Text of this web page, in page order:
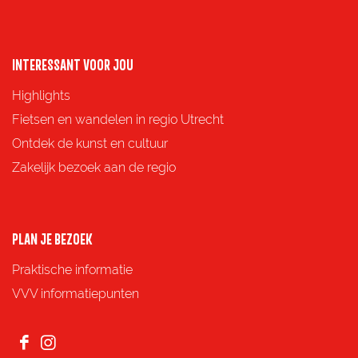
o
p
F
a
c
o
k
o
p
o
m
l
o
W
p
INTERESSANT VOOR JOU
Highlights
Fietsen en wandelen in regio Utrecht
Ontdek de kunst en cultuur
Zakelijk bezoek aan de regio
PLAN JE BEZOEK
Praktische informatie
VVV informatiepunten
F I